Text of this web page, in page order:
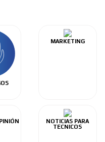
MARKETING
NOTICIAS PARA
TECNICOS